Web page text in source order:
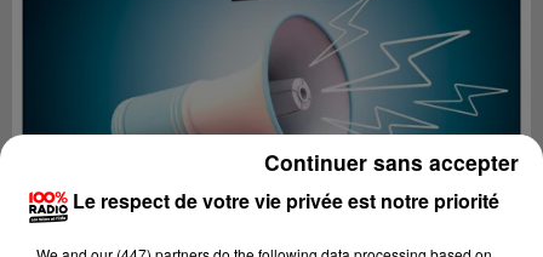
Le respect de votre vie privée est notre priorité
Continuer sans accepter